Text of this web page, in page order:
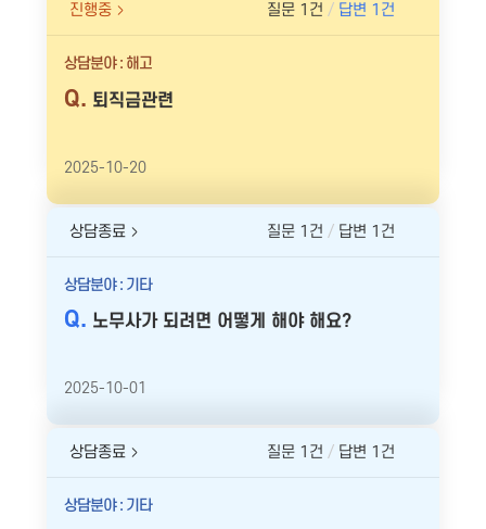
진행중 질문 1건 답변 1건
상담분야 : 해고
퇴직금관련
2025-10-20
상담종료 질문 1건 답변 1건
상담분야 : 기타
노무사가 되려면 어떻게 해야 해요?
2025-10-01
상담종료 질문 1건 답변 1건
상담분야 : 기타